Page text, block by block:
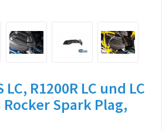
LC, R1200R LC und LC
Spark Plag,